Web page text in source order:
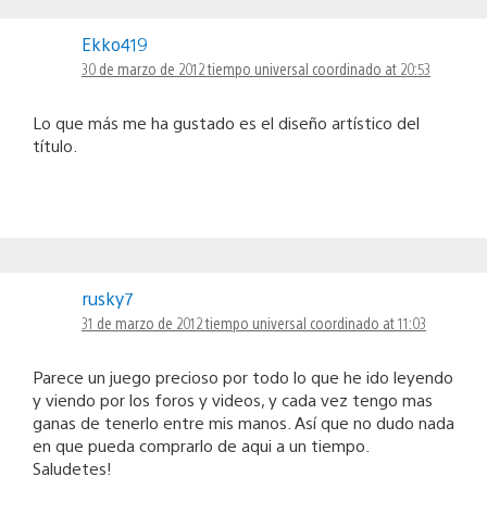
Ekko419
30 de marzo de 2012 tiempo universal coordinado at 20:53
Lo que más me ha gustado es el diseño artístico del
título.
rusky7
31 de marzo de 2012 tiempo universal coordinado at 11:03
Parece un juego precioso por todo lo que he ido leyendo
y viendo por los foros y videos, y cada vez tengo mas
ganas de tenerlo entre mis manos. Así que no dudo nada
en que pueda comprarlo de aqui a un tiempo.
Saludetes!